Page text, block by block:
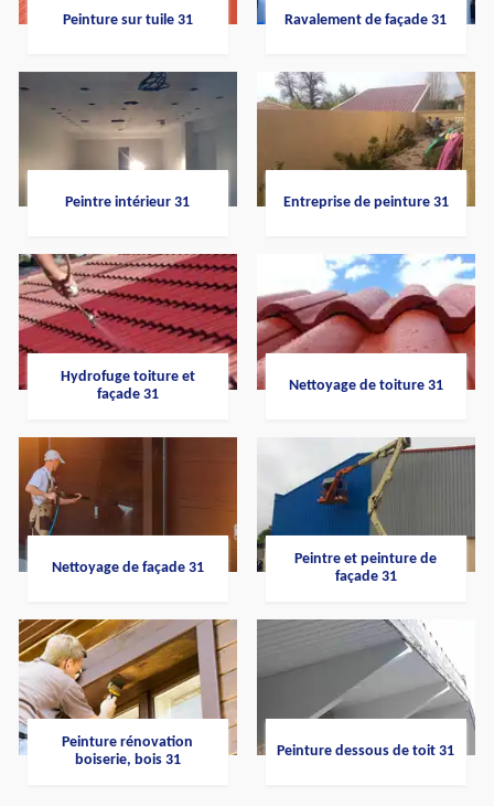
Peinture sur tuile 31 Ravalement de façade 31
Peintre intérieur 31 Entreprise de peinture 31
Hydrofuge toiture et
façade 31
Nettoyage de toiture 31
Nettoyage de façade 31
Peintre et peinture de
façade 31
Peinture rénovation
boiserie, bois 31
Peinture dessous de toit 31